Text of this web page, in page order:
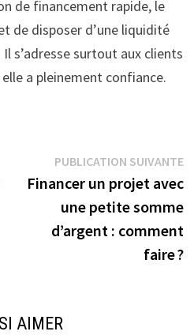
de financement rapide, le
de disposer d’une liquidité
s’adresse surtout aux clients
a pleinement confiance.
:
PUBLICATION SUIVANTE
Financer un projet avec
une petite somme
d’argent : comment
faire ?
AIMER